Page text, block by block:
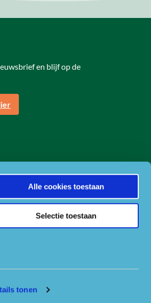
tonen
Alle cookies toestaan
Selectie toestaan
en blijf op de